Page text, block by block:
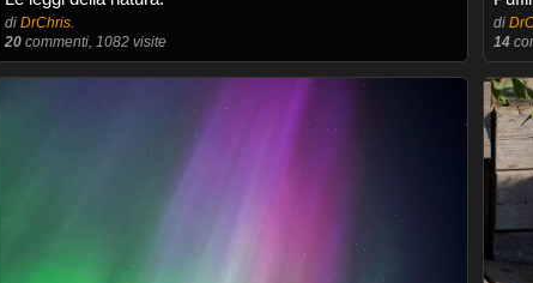
di DrChris.
20commenti, 1082 visite
di
14